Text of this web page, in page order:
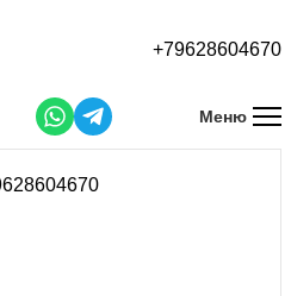
+79628604670
Меню